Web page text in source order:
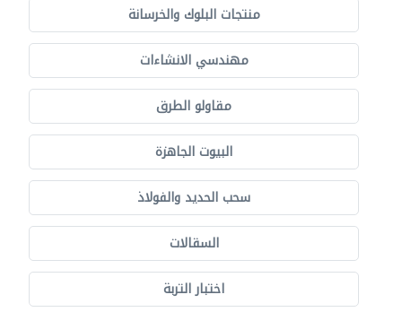
منتجات البلوك والخرسانة
مهندسي الانشاءات
مقاولو الطرق
البيوت الجاهزة
سحب الحديد والفولاذ
السقالات
اختبار التربة